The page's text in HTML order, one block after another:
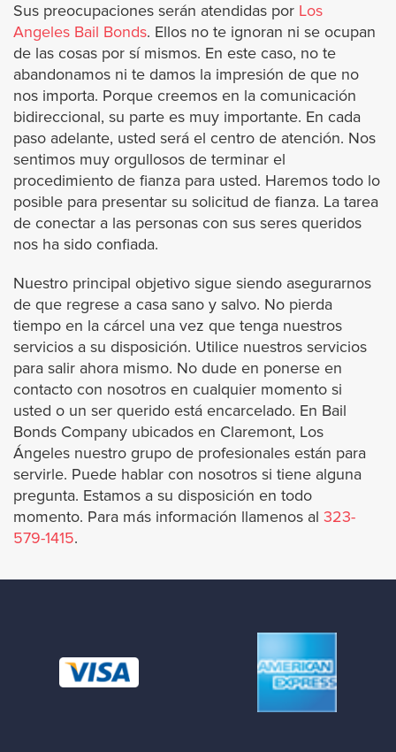
Los Ángeles
Azusa
Agoura Hills
Avalon
Artesia
Bell
Bell Gardens
Beverly Hills
Bradbury
Burbank
Carson
Sus preocupaciones serán atendidas por Los
Angeles Bail Bonds. Ellos no te ignoran ni se ocupan
de las cosas por sí mismos. En este caso, no te
abandonamos ni te damos la impresión de que no
nos importa. Porque creemos en la comunicación
bidireccional, su parte es muy importante. En cada
paso adelante, usted será el centro de atención. Nos
sentimos muy orgullosos de terminar el
procedimiento de fianza para usted. Haremos todo lo
posible para presentar su solicitud de fianza. La tarea
de conectar a las personas con sus seres queridos
nos ha sido confiada.
Nuestro principal objetivo sigue siendo asegurarnos
de que regrese a casa sano y salvo. No pierda
tiempo en la cárcel una vez que tenga nuestros
servicios a su disposición. Utilice nuestros servicios
para salir ahora mismo. No dude en ponerse en
contacto con nosotros en cualquier momento si
usted o un ser querido está encarcelado. En Bail
Bonds Company ubicados en Claremont, Los
Ángeles nuestro grupo de profesionales están para
servirle. Puede hablar con nosotros si tiene alguna
pregunta. Estamos a su disposición en todo
momento. Para más información llamenos al 323-
579-1415.